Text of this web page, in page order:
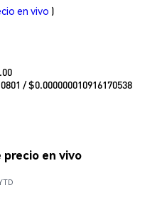
en vivo )
/ $0.000000010916170538
precio en vivo